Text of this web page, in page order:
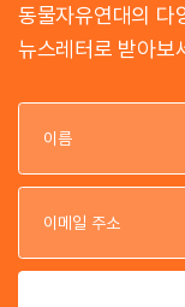
동물자유연대의 다
뉴스레터로 받아보